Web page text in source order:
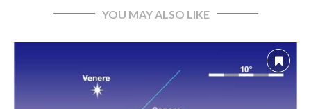
YOU MAY ALSO LIKE